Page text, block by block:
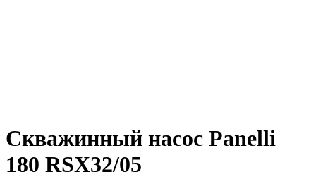
Скважинный насос Panelli
180 RSX32/05